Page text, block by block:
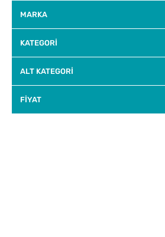
MARKA
KATEGORİ
ALT KATEGORI
FİYAT